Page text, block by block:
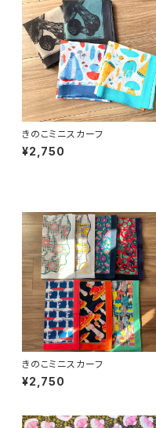
きのこミニスカーフ
¥2,750
きのこミニスカーフ
¥2,750